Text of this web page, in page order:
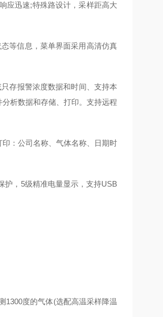
应迅速;特殊路设计，采样距高大
等信息，菜单界面采用高清仿真
存报警浓度数据和时间、支持本
析数据和存储、打印。支持远程
：公司名称、气体名称、日期时
护，5级精准电量显示，支持USB
1300度的气体(选配高温采样降温